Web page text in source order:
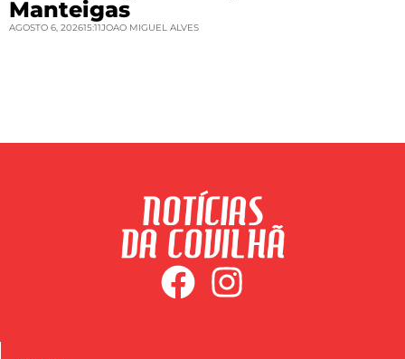
Manteigas
AGOSTO 6, 202615:11JOAO MIGUEL ALVES